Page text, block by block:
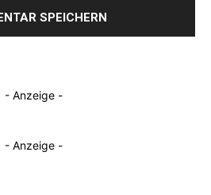
- Anzeige -
- Anzeige -